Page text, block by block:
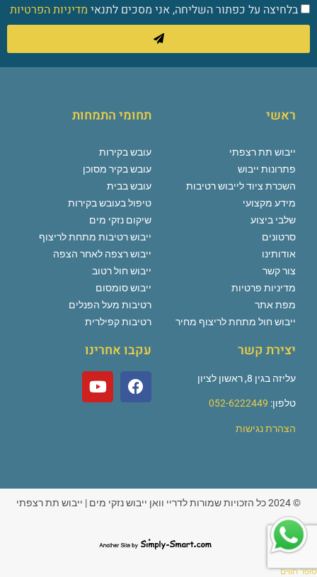
בלחיצה על כפתור השליחה, אני מסכים לתנאי מדיניות הפרטיות
ראשי
ייבוש תת רצפתי
פתרונות ייבוש
השכרת ציוד לייבוש רטיבות
מידע מקצועי
שלבי ביצוע
סרטונים
אודותינו
צור קשר
מדיניות פרטיות
מפת אתר
ייבוש חול מתחת לריצוף מחיר
תחומי התמחות
עובש בקירות
עובש בקיר מסוכן
עובש בבית
טיפול בעובש בקירות
שיקום נזקי מים
ייבוש רטיבות מתחת לריצוף
ייבוש רצפה לאחר הצפה
ייבוש חול רטוב
ייבוש סומסום
רטיבות מעל הפנלים
רטיבות קפילרית
יצירת קשר
עליזה בגין 8, ראשון לציון
טלפון: 052-6222449
הצהרת נגישות
עקבו אחרינו
© 2024 כל הזכויות שמורות לדריי וואן ייבוש נזקי מים | ייבוש תת רצפתי
סופר תווים